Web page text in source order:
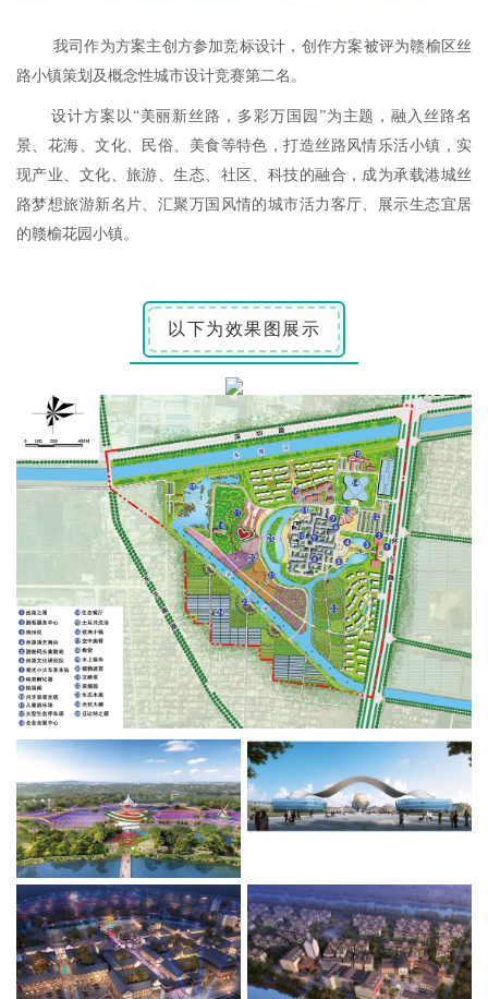
我司作为方案主创方参加竞标设计，创作方案被评为赣榆区丝
路小镇策划及概念性城市设计竞赛第二名。
设计方案以“美丽新丝路，多彩万国园”为主题，融入丝路名
景、花海、文化、民俗、美食等特色，打造丝路风情乐活小镇，实
现产业、文化、旅游、生态、社区、科技的融合，成为承载港城丝
路梦想旅游新名片、汇聚万国风情的城市活力客厅、展示生态宜居
的赣榆花园小镇。
以下为效果图展示